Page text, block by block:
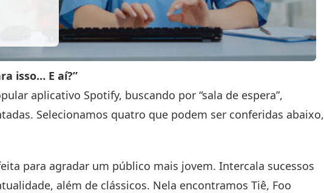
isso… E aí?”
aplicativo Spotify, buscando por “sala de espera”,
Selecionamos quatro que podem ser conferidas abaixo,
para agradar um público mais jovem. Intercala sucessos
além de clássicos. Nela encontramos Tiê, Foo